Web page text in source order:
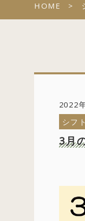
HOME
2022
シフト
3月